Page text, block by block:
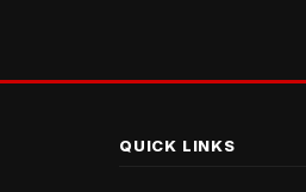
QUICK LINKS